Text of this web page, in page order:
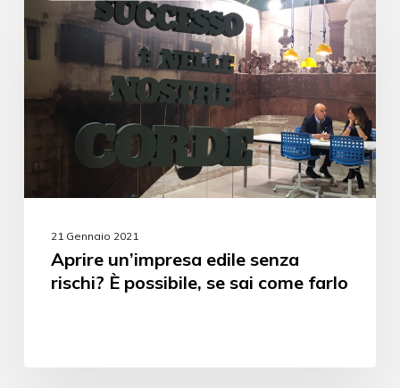
21 Gennaio 2021
Aprire un’impresa edile senza
rischi? È possibile, se sai come farlo